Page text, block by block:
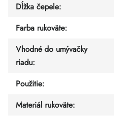
Dĺžka čepele:
Farba rukoväte:
Vhodné do umývačky
riadu:
Použitie:
Materiál rukoväte: